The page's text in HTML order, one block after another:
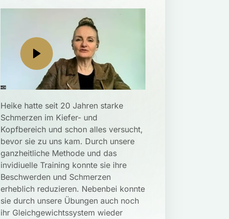
Heike hatte seit 20 Jahren starke
Schmerzen im Kiefer- und
Kopfbereich und schon alles versucht,
bevor sie zu uns kam. Durch unsere
ganzheitliche Methode und das
invidiuelle Training konnte sie ihre
Beschwerden und Schmerzen
erheblich reduzieren. Nebenbei konnte
sie durch unsere Übungen auch noch
ihr Gleichgewichtssystem wieder